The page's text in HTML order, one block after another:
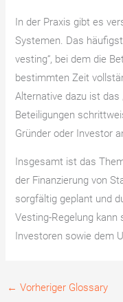
In der Praxis gibt es
Systemen. Das
vesting“, bei dem die
bestimmten Zeit
Alternative dazu ist das
Beteiligungen
Gründer oder Investor
Insgesamt ist das
der Finanzierung von
sorgfältig geplant und
Vesting-Regelung kann
Investoren sowie dem
← Vorheriger Glossary